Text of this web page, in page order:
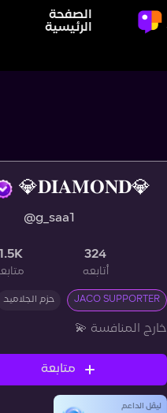
الصفحة
الرئيسية
💎𝐃𝐈𝐀𝐌𝐎𝐍𝐃💎
@g_saa1
324
أتابعه
JACO SUPPORTER حزم الجلاميد
خارج المنافسة 💫
متابعة
ليڤل الداعم